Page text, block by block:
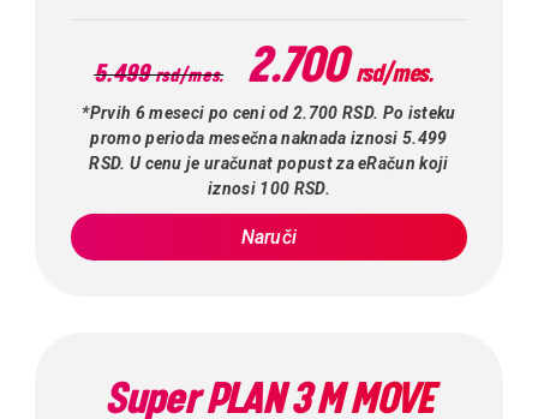
5.499rsd/mes. 2.700rsd/mes.
*Prvih 6 meseci po ceni od 2.700 RSD. Po isteku
promo perioda mesečna naknada iznosi 5.499
RSD. U cenu je uračunat popust za eRačun koji
iznosi 100 RSD.
Naruči
Super PLAN 3 M MOVE